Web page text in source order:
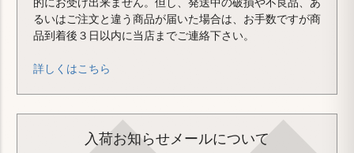
るいはご注文と違う商品が届いた場合は、お手数ですが商
品到着後３日以内に当店までご連絡下さい。
詳しくはこちら
入荷お知らせメールについて